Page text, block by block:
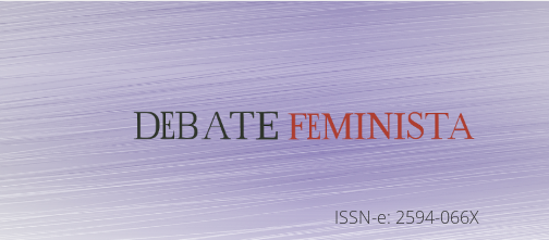
ISSN-e: 2594-066X